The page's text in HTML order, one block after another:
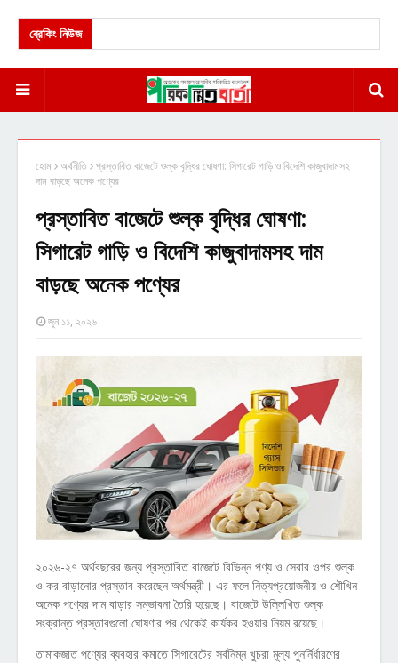
ব্রেকিং নিউজ
হোম অর্থনীতি প্রস্তাবিত বাজেটে শুল্ক বৃদ্ধির ঘোষণা: সিগারেট গাড়ি ও বিদেশি কাজুবাদামসহ
দাম বাড়ছে অনেক পণ্যের
প্রস্তাবিত বাজেটে শুল্ক বৃদ্ধির ঘোষণা:
সিগারেট গাড়ি ও বিদেশি কাজুবাদামসহ দাম
বাড়ছে অনেক পণ্যের
জুন ১১, ২০২৬
২০২৬-২৭ অর্থবছরের জন্য প্রস্তাবিত বাজেটে বিভিন্ন পণ্য ও সেবার ওপর শুল্ক
ও কর বাড়ানোর প্রস্তাব করেছেন অর্থমন্ত্রী। এর ফলে নিত্যপ্রয়োজনীয় ও শৌখিন
অনেক পণ্যের দাম বাড়ার সম্ভাবনা তৈরি হয়েছে। বাজেটে উল্লিখিত শুল্ক
সংক্রান্ত প্রস্তাবগুলো ঘোষণার পর থেকেই কার্যকর হওয়ার নিয়ম রয়েছে।
তামাকজাত পণ্যের ব্যবহার কমাতে সিগারেটের সর্বনিম্ন খুচরা মূল্য পুনর্নির্ধারণের